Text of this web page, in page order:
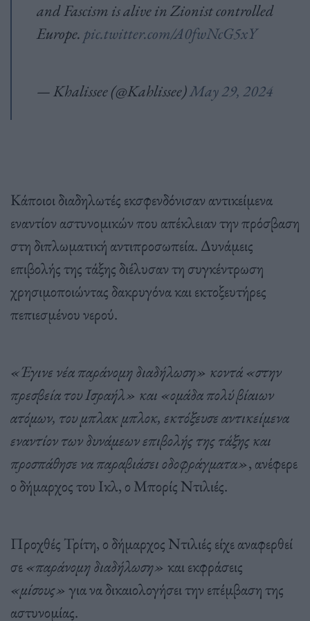
and Fascism is alive in Zionist controlled
Europe. pic.twitter.com/A0fwNcG5xY
— Khalissee (@Kahlissee)May 29, 2024
Κάποιοι διαδηλωτές εκσφενδόνισαν αντικείμενα
εναντίον αστυνομικών που απέκλειαν την πρόσβαση
στη διπλωματική αντιπροσωπεία. Δυνάμεις
επιβολής της τάξης διέλυσαν τη συγκέντρωση
χρησιμοποιώντας δακρυγόνα και εκτοξευτήρες
πεπιεσμένου νερού.
«Έγινε νέα παράνομη διαδήλωση» κοντά «στην
πρεσβεία του Ισραήλ» και «ομάδα πολύ βίαιων
ατόμων, του μπλακ μπλοκ, εκτόξευσε αντικείμενα
εναντίον των δυνάμεων επιβολής της τάξης και
προσπάθησε να παραβιάσει οδοφράγματα», ανέφερε
ο δήμαρχος του Ικλ, ο Μπορίς Ντιλιές.
Προχθές Τρίτη, ο δήμαρχος Ντιλιές είχε αναφερθεί
σε«παράνομη διαδήλωση» και εκφράσεις
«μίσους» για να δικαιολογήσει την επέμβαση της
αστυνομίας.